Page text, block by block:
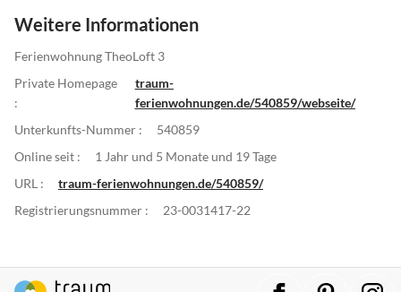
Weitere Informationen
Ferienwohnung TheoLoft 3
Private Homepage
:
traum-
ferienwohnungen.de/540859/webseite/
Unterkunfts-Nummer :
540859
Online seit :
1 Jahr und 5 Monate und 19 Tage
URL :
traum-ferienwohnungen.de/540859/
Registrierungsnummer :
23-0031417-22